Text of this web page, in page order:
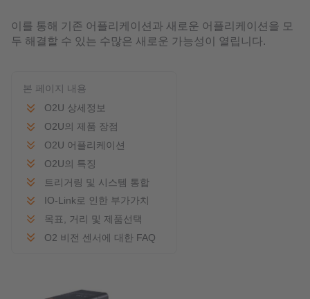
이를 통해 기존 어플리케이션과 새로운 어플리케이션을 모
두 해결할 수 있는 수많은 새로운 가능성이 열립니다.
본 페이지 내용
O2U 상세정보
O2U의 제품 장점
O2U 어플리케이션
O2U의 특징
트리거링 및 시스템 통합
IO-Link로 인한 부가가치
목표, 거리 및 제품선택
O2 비전 센서에 대한 FAQ